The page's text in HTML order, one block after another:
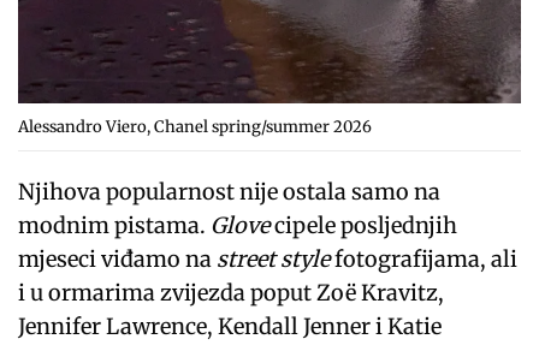
Alessandro Viero, Chanel spring/summer 2026
Njihova popularnost nije ostala samo na
modnim pistama. Glovecipele posljednjih
mjeseci viđamo na street stylefotografijama, ali
i u ormarima zvijezda poput Zoë Kravitz,
Jennifer Lawrence, Kendall Jenner i Katie